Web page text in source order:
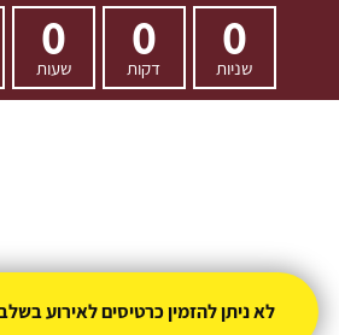
0
שניות
0
דקות
0
שעות
לא ניתן להזמין כרטיסים לאירוע